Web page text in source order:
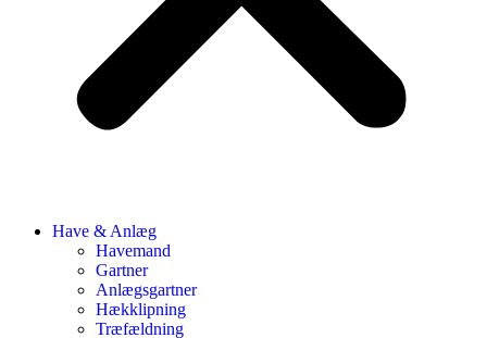
Have & Anlæg
Havemand
Gartner
Anlægsgartner
Hækklipning
Træfældning